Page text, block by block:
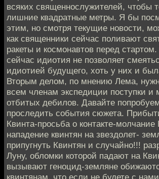
всяких священнослужителей, чтобы
лишние квадратные метры. Я бы
этим, но смотря текущие новости,
как священники сейчас поливают
ракеты и космонавтов перед
сейчас идиотия не позволяет
идиотией будущего, хоть у них и
Вторым делом, по мнению Лема,
всем членам экспедиции поступки и
отбитых дебилов. Давайте
проследить события сюжета.
Квинта-просьба о контакте-молчание
нападение квинтян на звездолет-
припугнуть Квинтян и случайно!!!
Луну, обломки которой падают на
вызывают геноцид-земляне
квинтянам, что если не будете с